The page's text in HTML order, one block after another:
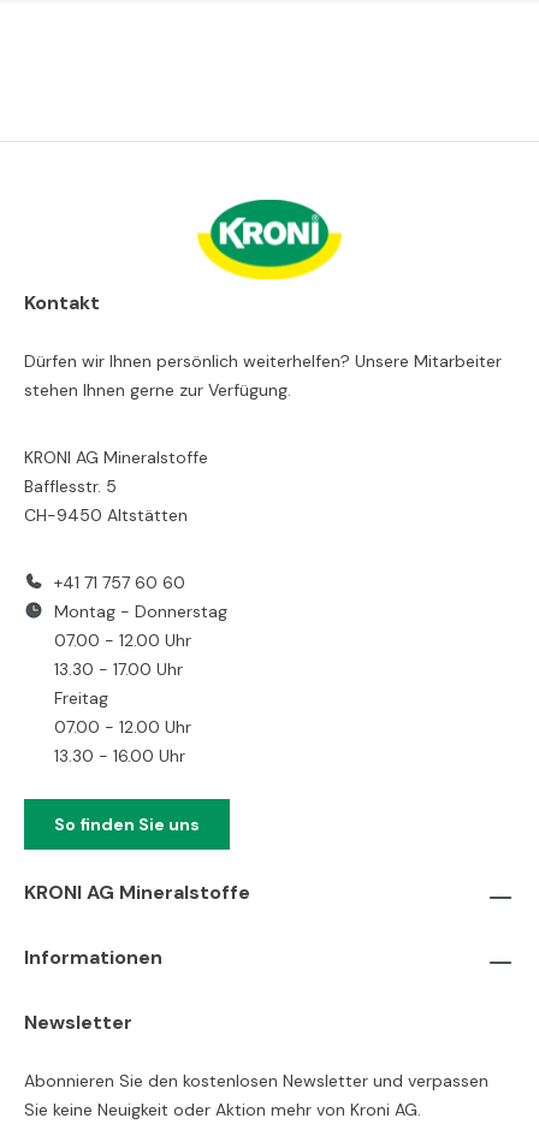
Kontakt
Dürfen wir Ihnen persönlich weiterhelfen? Unsere Mitarbeiter
stehen Ihnen gerne zur Verfügung.
KRONI AG Mineralstoffe
Bafflesstr. 5
CH-9450 Altstätten
+41 71 757 60 60
Montag - Donnerstag
07.00 - 12.00 Uhr
13.30 - 17.00 Uhr
Freitag
07.00 - 12.00 Uhr
13.30 - 16.00 Uhr
So finden Sie uns
KRONI AG Mineralstoffe
Informationen
Newsletter
Abonnieren Sie den kostenlosen Newsletter und verpassen
Sie keine Neuigkeit oder Aktion mehr von Kroni AG.